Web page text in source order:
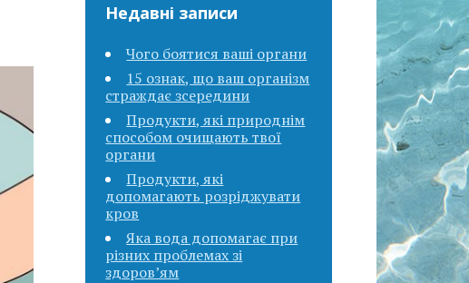
Недавні записи
Чого боятися ваші органи
15 ознак, що ваш організм
страждає зсередини
Продукти, які природнім
способом очищають твої
органи
Продукти, які
допомагають розріджувати
кров
Яка вода допомагає при
різних проблемах зі
здоров’ям